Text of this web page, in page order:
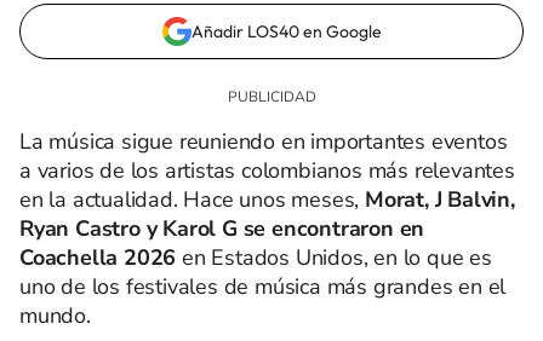
Añadir LOS40 en Google
La música sigue reuniendo en importantes eventos
a varios de los artistas colombianos más relevantes
en la actualidad. Hace unos meses, Morat, J Balvin,
Ryan Castro y Karol G se encontraron en
Coachella 2026en Estados Unidos, en lo que es
uno de los festivales de música más grandes en el
mundo.